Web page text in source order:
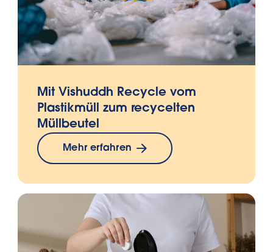
Mit Vishuddh Recycle vom
Plastikmüll zum recycelten
Müllbeutel
Mehr erfahren